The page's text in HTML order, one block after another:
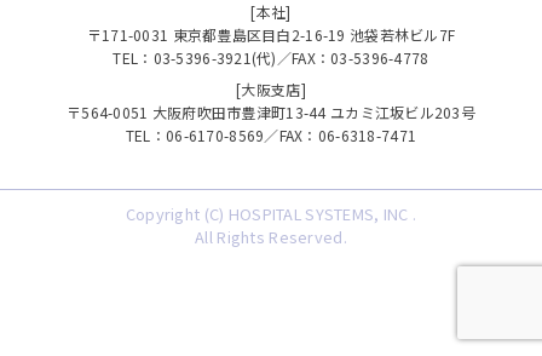
[本社]
〒171-0031 東京都豊島区目白2-16-19 池袋若林ビル7F
TEL：03-5396-3921(代)／FAX：03-5396-4778
[大阪支店]
〒564-0051 大阪府吹田市豊津町13-44 ユカミ江坂ビル203号
TEL：06-6170-8569／FAX：06-6318-7471
Copyright (C) HOSPITAL SYSTEMS, INC .
All Rights Reserved.